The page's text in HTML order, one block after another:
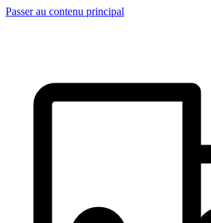
Passer au contenu principal